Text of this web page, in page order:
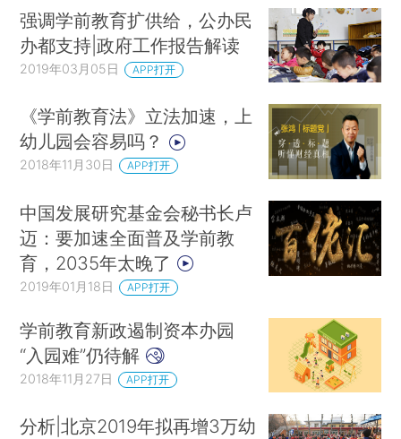
强调学前教育扩供给，公办民
办都支持|政府工作报告解读
2019年03月05日 APP打开
《学前教育法》立法加速，上
幼儿园会容易吗？
2018年11月30日 APP打开
中国发展研究基金会秘书长卢
迈：要加速全面普及学前教
育，2035年太晚了
2019年01月18日 APP打开
学前教育新政遏制资本办园
“入园难”仍待解
2018年11月27日 APP打开
分析|北京2019年拟再增3万幼